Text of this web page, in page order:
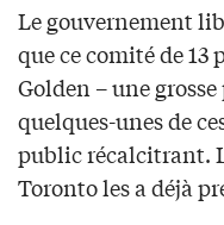
Le gouvernement
que ce comité de 13
Golden – une
quelques-unes de
public récalcitrant.
Toronto les a déjà